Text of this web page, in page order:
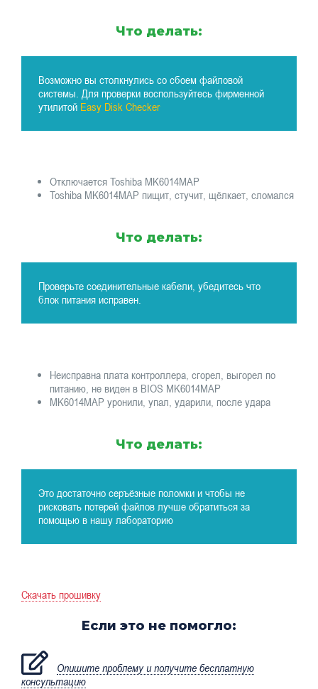
Что делать:
Возможно вы столкнулись со сбоем файловой
системы. Для проверки воспользуйтесь фирменной
утилитой Easy Disk Checker
Отключается Toshiba MK6014MAP
Toshiba MK6014MAP пищит, стучит, щёлкает, сломался
Что делать:
Проверьте соединительные кабели, убедитесь что
блок питания исправен.
Неисправна плата контроллера, сгорел, выгорел по
питанию, не виден в BIOS MK6014MAP
MK6014MAP уронили, упал, ударили, после удара
Что делать:
Это достаточно серъёзные поломки и чтобы не
рисковать потерей файлов лучше обратиться за
помощью в нашу лабораторию
Скачать прошивку
Если это не помогло:
Опишите проблему и получите бесплатную
консультацию